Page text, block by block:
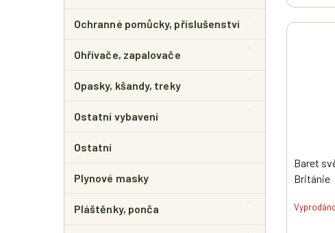
Ochranné pomůcky, příslušenství
Ohřívače, zapalovače
Opasky, kšandy, treky
Ostatní vybavení
Ostatní
Plynové masky
Pláštěnky, ponča
Baret
Británie